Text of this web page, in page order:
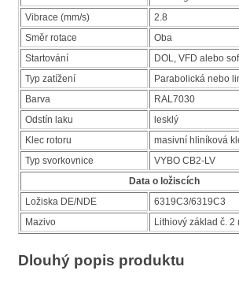
Vibrace (mm/s)
2.8
Směr rotace
Oba
Startování
DOL, VFD alebo
Typ zatížení
Parabolická nebo
Barva
RAL7030
Odstín laku
lesklý
Klec rotoru
masivní hliníková
Typ svorkovnice
VYBO CB2-LV
Data o ložiscích
Ložiska DE/NDE
6319C3/6319C3
Mazivo
Lithiový základ č. 2
Dlouhý popis produktu